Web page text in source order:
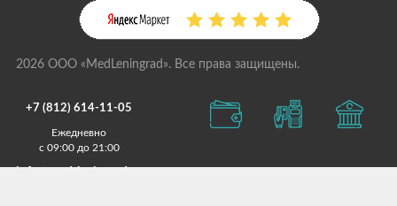
2026 ООО «MedLeningrad». Все права защищены.
+7 (812) 614-11-05
Ежедневно
с 09:00 до 21:00